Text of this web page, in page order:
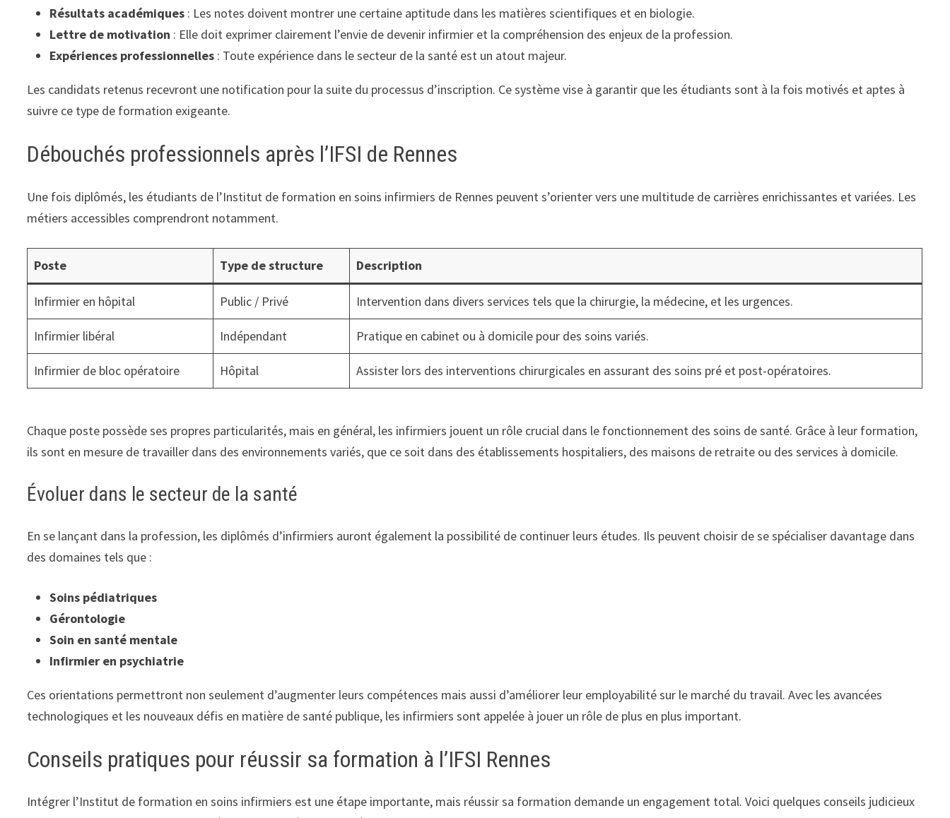
Résultats académiques : Les notes doivent montrer une certaine aptitude dans les matières scientifiques et en biologie.
Lettre de motivation : Elle doit exprimer clairement l’envie de devenir infirmier et la compréhension des enjeux de la profession.
Expériences professionnelles : Toute expérience dans le secteur de la santé est un atout majeur.
Les candidats retenus recevront une notification pour la suite du processus d’inscription. Ce système vise à garantir que les étudiants sont à la fois motivés et aptes à
suivre ce type de formation exigeante.
Débouchés professionnels après l’IFSI de Rennes
Une fois diplômés, les étudiants de l’Institut de formation en soins infirmiers de Rennes peuvent s’orienter vers une multitude de carrières enrichissantes et variées. Les
métiers accessibles comprendront notamment.
Poste Type de structure Description
Infirmier en hôpital Public / Privé Intervention dans divers services tels que la chirurgie, la médecine, et les urgences.
Infirmier libéral Indépendant Pratique en cabinet ou à domicile pour des soins variés.
Infirmier de bloc opératoire Hôpital Assister lors des interventions chirurgicales en assurant des soins pré et post-opératoires.
Chaque poste possède ses propres particularités, mais en général, les infirmiers jouent un rôle crucial dans le fonctionnement des soins de santé. Grâce à leur formation,
ils sont en mesure de travailler dans des environnements variés, que ce soit dans des établissements hospitaliers, des maisons de retraite ou des services à domicile.
Évoluer dans le secteur de la santé
En se lançant dans la profession, les diplômés d’infirmiers auront également la possibilité de continuer leurs études. Ils peuvent choisir de se spécialiser davantage dans
des domaines tels que :
Soins pédiatriques
Gérontologie
Soin en santé mentale
Infirmier en psychiatrie
Ces orientations permettront non seulement d’augmenter leurs compétences mais aussi d’améliorer leur employabilité sur le marché du travail. Avec les avancées
technologiques et les nouveaux défis en matière de santé publique, les infirmiers sont appelée à jouer un rôle de plus en plus important.
Conseils pratiques pour réussir sa formation à l’IFSI Rennes
Intégrer l’Institut de formation en soins infirmiers est une étape importante, mais réussir sa formation demande un engagement total. Voici quelques conseils judicieux